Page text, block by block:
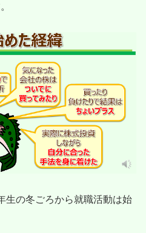
生の冬ごろから就職活動は始